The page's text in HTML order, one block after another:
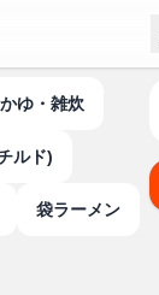
おかゆ・雑炊
チルド)
袋ラーメン